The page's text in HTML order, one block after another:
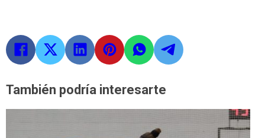
También podría interesarte